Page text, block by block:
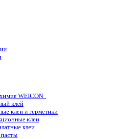
WEICON
клей
клеи и герметики
клеи
клеи